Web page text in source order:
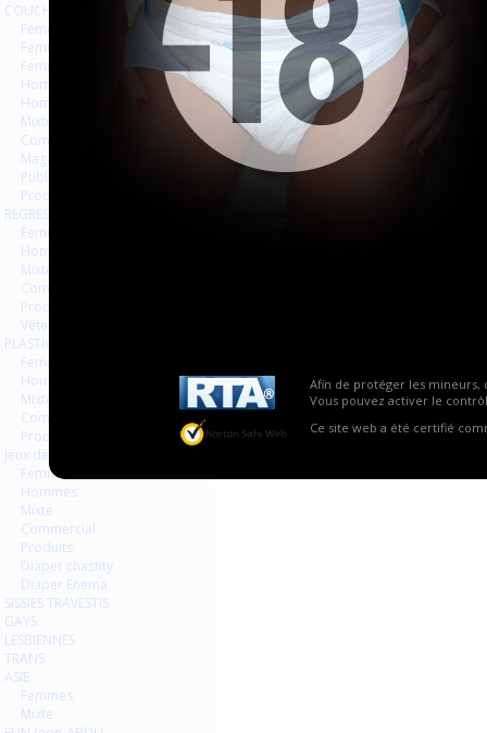
Afin de protéger les mineurs,
Vous pouvez activer le
Ce site web a été certifié
COUCHES
Femmes
Femmes séries et rafales
Femmes vintage
Hommes séries et rafales
Hommes
Mixte
Commercial
Magazines Livres
Publicités
Produits
REGRESSION AGEPLAYER
Femmes
Hommes
Mixte
Commercial
Produits
Vêtements
PLASTIQUE LATEX
Femmes
Hommes
Mixte
Commercial
Produits
Jeux de contraintes
Femmes
Hommes
Mixte
Commercial
Produits
Diaper chastity
Diaper Enema
SISSIES TRAVESTIS
GAYS
LESBIENNES
TRANS
ASIE
Femmes
Mixte